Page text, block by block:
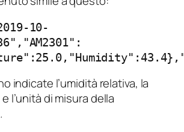
10-
indicate l’umidità relativa, la
l’unità di misura della